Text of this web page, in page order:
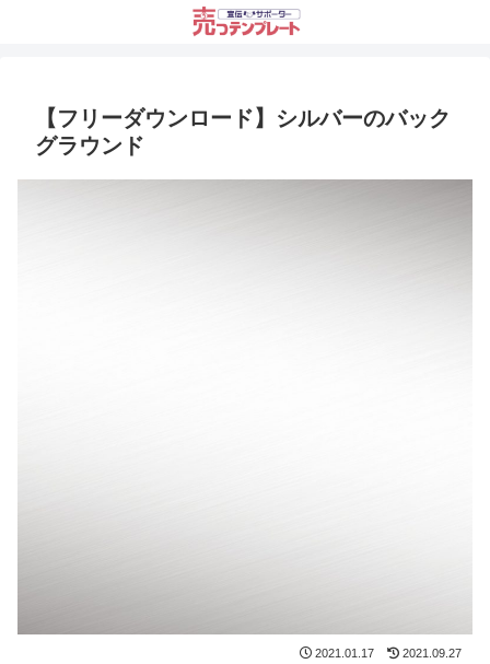
【フリーダウンロード】シルバーのバック
グラウンド
2021.01.17 2021.09.27